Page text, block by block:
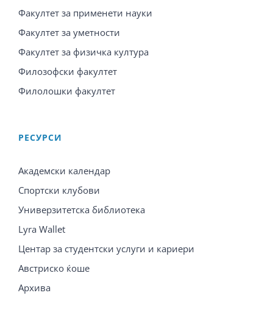
Факултет за применети науки
Факултет за уметности
Факултет за физичка култура
Филозофски факултет
Филолошки факултет
PЕСУРСИ
Академски календар
Спортски клубови
Универзитетска библиотека
Lyra Wallet
Центар за студентски услуги и кариери
Австриско ќоше
Архива